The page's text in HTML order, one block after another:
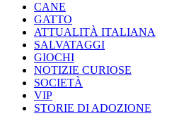
CANE
GATTO
ATTUALITÀ ITALIANA
SALVATAGGI
GIOCHI
NOTIZIE CURIOSE
SOCIETÀ
VIP
STORIE DI ADOZIONE